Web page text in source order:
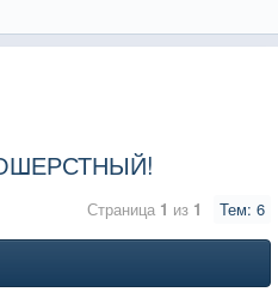
Тем: 6
Страница 1 из 1